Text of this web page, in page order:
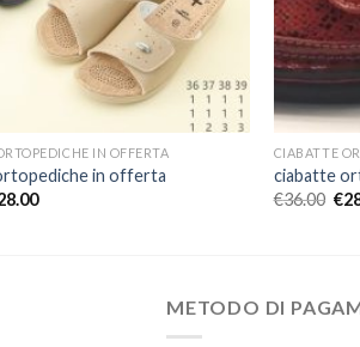
IN OFFERTA
in offerta
CIABATTE
ciabatte
€36.00 €
METODO DI